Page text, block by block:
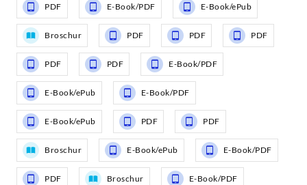
PDF E-Book/PDF E-Book/ePub
Broschur PDF PDF PDF
PDF PDF E-Book/PDF
E-Book/ePub E-Book/PDF
E-Book/ePub PDF PDF
Broschur E-Book/ePub E-Book/PDF
PDF Broschur E-Book/PDF